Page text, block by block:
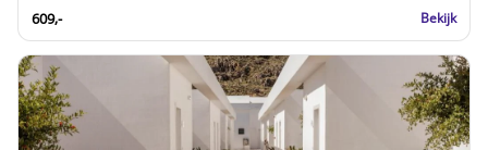
609,- Bekijk